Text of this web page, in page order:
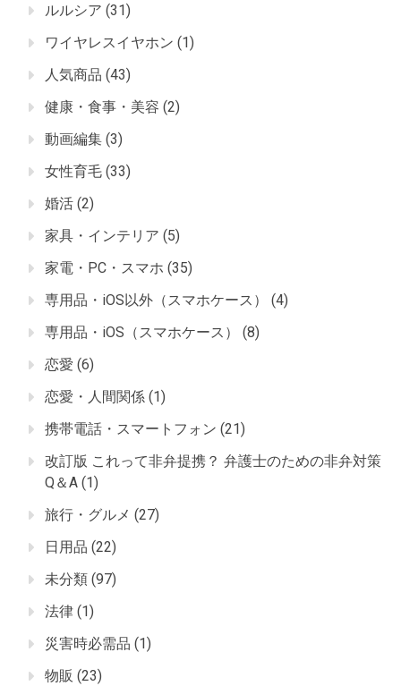
ルルシア (31)
ワイヤレスイヤホン (1)
人気商品 (43)
健康・食事・美容 (2)
動画編集 (3)
女性育毛 (33)
婚活 (2)
家具・インテリア (5)
家電・PC・スマホ (35)
専用品・iOS以外（スマホケース）
(4)
専用品・iOS（スマホケース）
(8)
恋愛 (6)
恋愛・人間関係 (1)
携帯電話・スマートフォン (21)
改訂版 これって非弁提携？ 弁護士のための非弁対策
Q＆A (1)
旅行・グルメ (27)
日用品 (22)
未分類 (97)
法律 (1)
災害時必需品 (1)
物販 (23)